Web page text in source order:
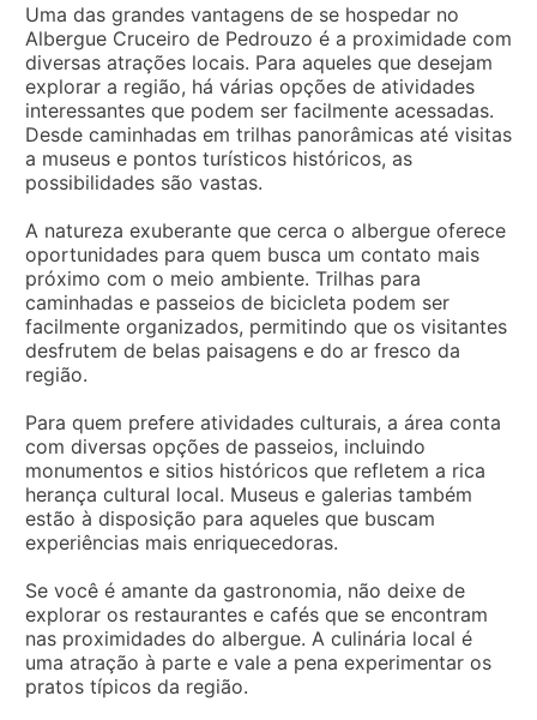
Uma das grandes vantagens de se hospedar no
Albergue Cruceiro de Pedrouzo é a proximidade com
diversas atrações locais. Para aqueles que desejam
explorar a região, há várias opções de atividades
interessantes que podem ser facilmente acessadas.
Desde caminhadas em trilhas panorâmicas até visitas
a museus e pontos turísticos históricos, as
possibilidades são vastas.
A natureza exuberante que cerca o albergue oferece
oportunidades para quem busca um contato mais
próximo com o meio ambiente. Trilhas para
caminhadas e passeios de bicicleta podem ser
facilmente organizados, permitindo que os visitantes
desfrutem de belas paisagens e do ar fresco da
região.
Para quem prefere atividades culturais, a área conta
com diversas opções de passeios, incluindo
monumentos e sitios históricos que refletem a rica
herança cultural local. Museus e galerias também
estão à disposição para aqueles que buscam
experiências mais enriquecedoras.
Se você é amante da gastronomia, não deixe de
explorar os restaurantes e cafés que se encontram
nas proximidades do albergue. A culinária local é
uma atração à parte e vale a pena experimentar os
pratos típicos da região.